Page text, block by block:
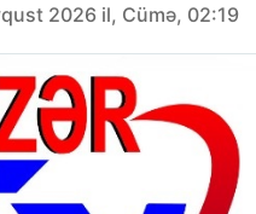
2026 il, Cümə, 02:19